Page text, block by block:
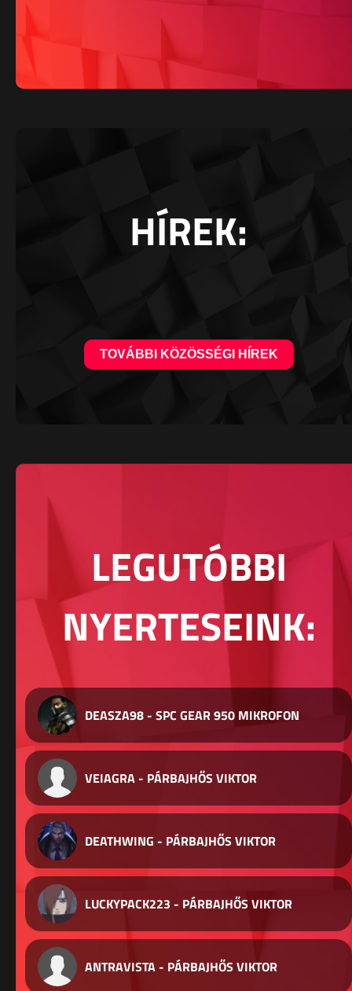
HÍREK:
TOVÁBBI KÖZÖSSÉGI HÍREK
LEGUTÓBBI
NYERTESEINK:
DEASZA98 - SPC GEAR 950 MIKROFON
VEIAGRA - PÁRBAJHŐS VIKTOR
DEATHWING - PÁRBAJHŐS VIKTOR
LUCKYPACK223 - PÁRBAJHŐS VIKTOR
ANTRAVISTA - PÁRBAJHŐS VIKTOR